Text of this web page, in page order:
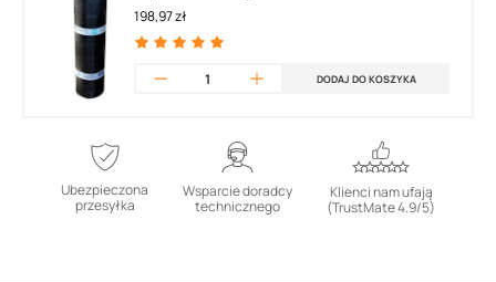
198,97 zł
DODAJ DO KOSZYKA
Ubezpieczona
przesyłka
Wsparcie doradcy
technicznego
Klienci nam ufają
(TrustMate 4.9/5)